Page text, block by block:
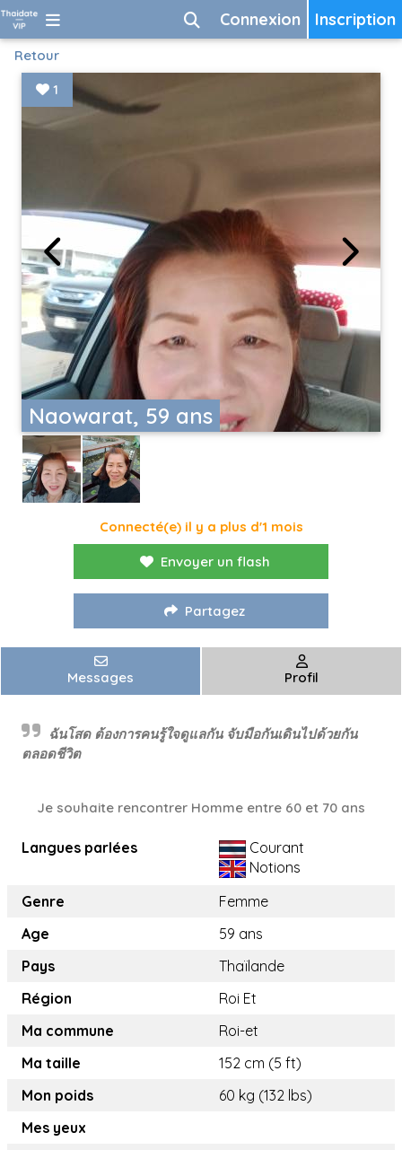
Inscription
Connexion
Retour
Naowarat, 59 ans
1
Connecté(e) il y a plus d'1 mois
Envoyer un flash
Partagez
Messages Profil
ฉันโสด ต้องการคนรู้ใจดูแลกัน จับมือกันเดินไปด้วยกัน
ตลอดชีวิต
Je souhaite rencontrer Homme entre 60 et 70 ans
Langues parlées
Courant
Notions
Genre
Femme
Age
59 ans
Pays
Thaïlande
Région
Roi Et
Ma commune
Roi-et
Ma taille
152 cm (5 ft)
Mon poids
60 kg (132 lbs)
Mes yeux